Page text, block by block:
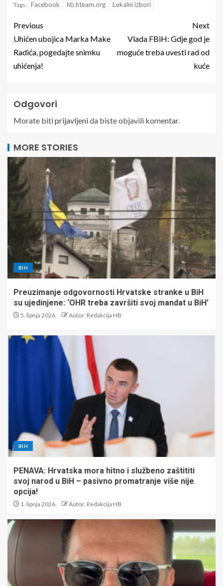
Tags: Facebook hb.hteam.org Lokalni izbori
Previous
Uhićen ubojica Marka Make
Radića, pogedajte snimku
uhićenja!
Next
Vlada FBiH: Gdje god je
moguće treba uvesti rad od
kuće
Odgovori
Morate bitiprijavljenida biste objavili komentar.
MORE STORIES
BIH
Preuzimanje odgovornosti Hrvatske stranke u BiH
su ujedinjene: ‘OHR treba završiti svoj mandat u BiH’
5. lipnja 2026. Autor: Redakcija HB
BIH
PENAVA: Hrvatska mora hitno i službeno zaštititi
svoj narod u BiH – pasivno promatranje više nije
opcija!
1. lipnja 2026. Autor: Redakcija HB